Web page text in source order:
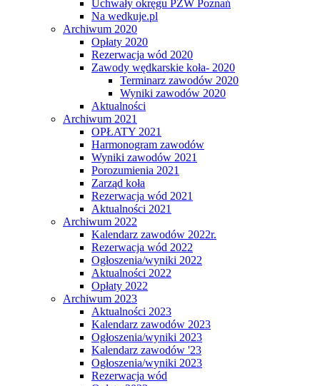
Uchwały okręgu PZW Poznań
Na wedkuje.pl
Archiwum 2020
Opłaty 2020
Rezerwacja wód 2020
Zawody wędkarskie koła- 2020
Terminarz zawodów 2020
Wyniki zawodów 2020
Aktualności
Archiwum 2021
OPŁATY 2021
Harmonogram zawodów
Wyniki zawodów 2021
Porozumienia 2021
Zarząd koła
Rezerwacja wód 2021
Aktualności 2021
Archiwum 2022
Kalendarz zawodów 2022r.
Rezerwacja wód 2022
Ogłoszenia/wyniki 2022
Aktualności 2022
Opłaty 2022
Archiwum 2023
Aktualności 2023
Kalendarz zawodów 2023
Ogłoszenia/wyniki 2023
Kalendarz zawodów '23
Ogłoszenia/wyniki 2023
Rezerwacja wód